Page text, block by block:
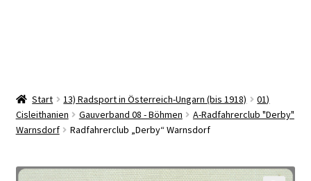
Start 13) Radsport in Österreich-Ungarn (bis 1918)
01)
Cisleithanien
Gauverband 08 - Böhmen
A-Radfahrerclub "Derby"
Warnsdorf
Radfahrerclub „Derby“ Warnsdorf